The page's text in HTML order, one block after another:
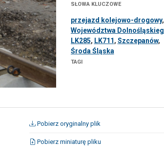
SŁOWA KLUCZOWE
przejazd kolejowo-drogowy,
Województwa
LK285, LK711, Szczepanów,
Środa Śląska
TAGI
Pobierz oryginalny plik
Pobierz miniaturę pliku